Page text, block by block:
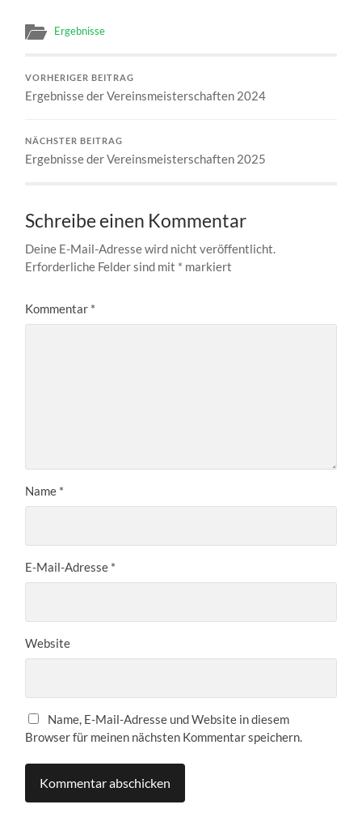
Ergebnisse
VORHERIGER BEITRAG
Ergebnisse der Vereinsmeisterschaften 2024
NÄCHSTER BEITRAG
Ergebnisse der Vereinsmeisterschaften 2025
Schreibe einen Kommentar
Deine E-Mail-Adresse wird nicht veröffentlicht.
Erforderliche Felder sind mit * markiert
Kommentar *
Name *
E-Mail-Adresse *
Website
Name, E-Mail-Adresse und Website in diesem
Browser für meinen nächsten Kommentar speichern.